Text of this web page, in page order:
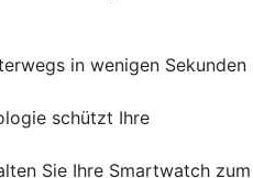
in wenigen Sekunden
schützt Ihre
Sie Ihre Smartwatch zum